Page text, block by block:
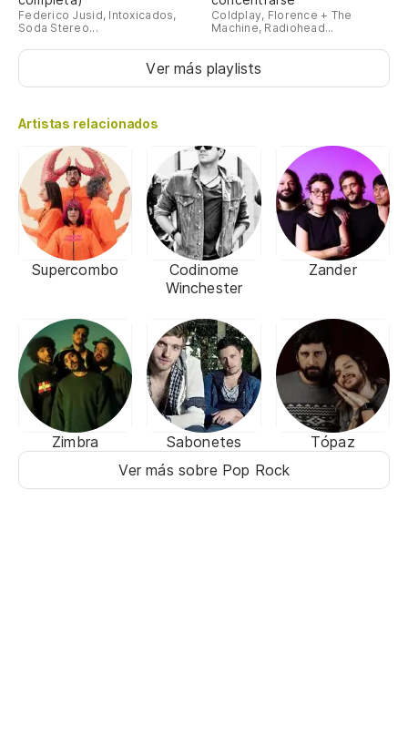
Federico Jusid, Intoxicados,
Soda Stereo...
Coldplay, Florence + The
Machine, Radiohead...
Ver más playlists
Artistas relacionados
Supercombo
Codinome
Winchester
Zander
Zimbra Sabonetes
Tópaz
Ver más sobre Pop Rock